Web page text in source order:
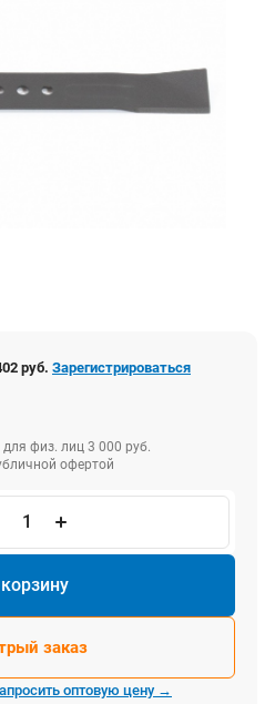
руб. Зарегистрироваться
физ. лиц 3 000 руб.
офертой
заказ
оптовую цену →